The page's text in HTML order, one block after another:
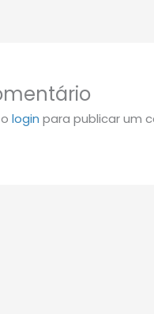
login para publicar um